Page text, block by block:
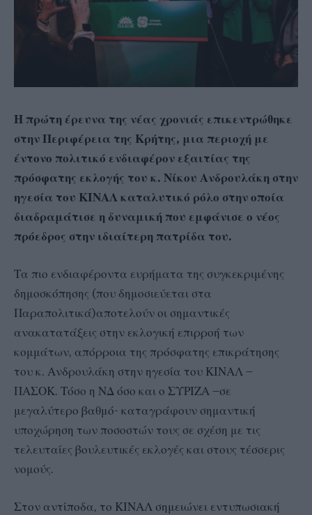
Η πρώτη έρευνα της νέας χρονιάς επικεντρώθηκε
στην Περιφέρεια της Κρήτης, μια περιοχή με
έντονο πολιτικό ενδιαφέρον εξαιτίας της
πρόσφατης εκλογής του κ. Νίκου Ανδρουλάκη στην
ηγεσία του ΚΙΝΑΛ καταλυτικό ρόλο στην οποία
διαδραμάτισε η δυναμική που εμφάνισε ο νέος
πρόεδρος στην ιδιαίτερη πατρίδα του.
Τα πιο ενδιαφέροντα ευρήματα της συγκεκριμένης
δημοσκόπησης (που δημοσιεύεται στα
Παραπολιτικά)αποτελούν οι σημαντικές
ανακατατάξεις στην εκλογική επιρροή των
κομμάτων, απόρροια της πρόσφατης επικράτησης
του κ. Ανδρουλάκη στην ηγεσία του ΚΙΝΑΛ –
ΠΑΣΟΚ. Τόσο η ΝΔ όσο και ο ΣΥΡΙΖΑ –σε
μεγαλύτερο βαθμό- καταγράφουν σημαντική
υποχώρηση των ποσοστών τους σε σχέση με τις
τελευταίες βουλευτικές εκλογές και στους τέσσερις
νομούς.
Στον αντίποδα, το ΚΙΝΑΛ σημειώνει εντυπωσιακή